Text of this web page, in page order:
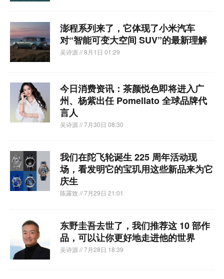
澎程系列来了，它体现了小米汽车
对“智能可变大空间 SUV”的最新理解
吴诗源 // 8月1日 01:29
今日消费资讯：茶颜悦色即将进入广
州、杨紫出任 Pomellato 全球品牌代
言人
吴诗源 // 7月30日 08:30
我们在陀飞轮诞生 225 周年活动现
场，看发明它的宝玑用这些新品来为它
庆生
陈露致// 7月29日 21:01
东野圭吾去世了，我们推荐这 10 部作
品，可以让你更好地走进他的世界
吴诗源 // 7月28日 18:39